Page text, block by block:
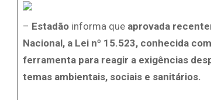
– Estadãoinforma queaprovada
Nacional, a Lei nº 15.523, conhecida
ferramenta para reagir a exigências
temas ambientais, sociais e sanitários.